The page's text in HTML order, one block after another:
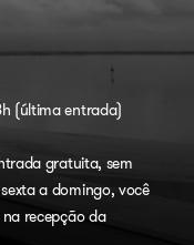
(última entrada)
gratuita, sem
a domingo, você
recepção da